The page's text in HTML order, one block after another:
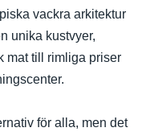
vackra arkitektur
unika kustvyer,
mat till rimliga priser
för alla, men det